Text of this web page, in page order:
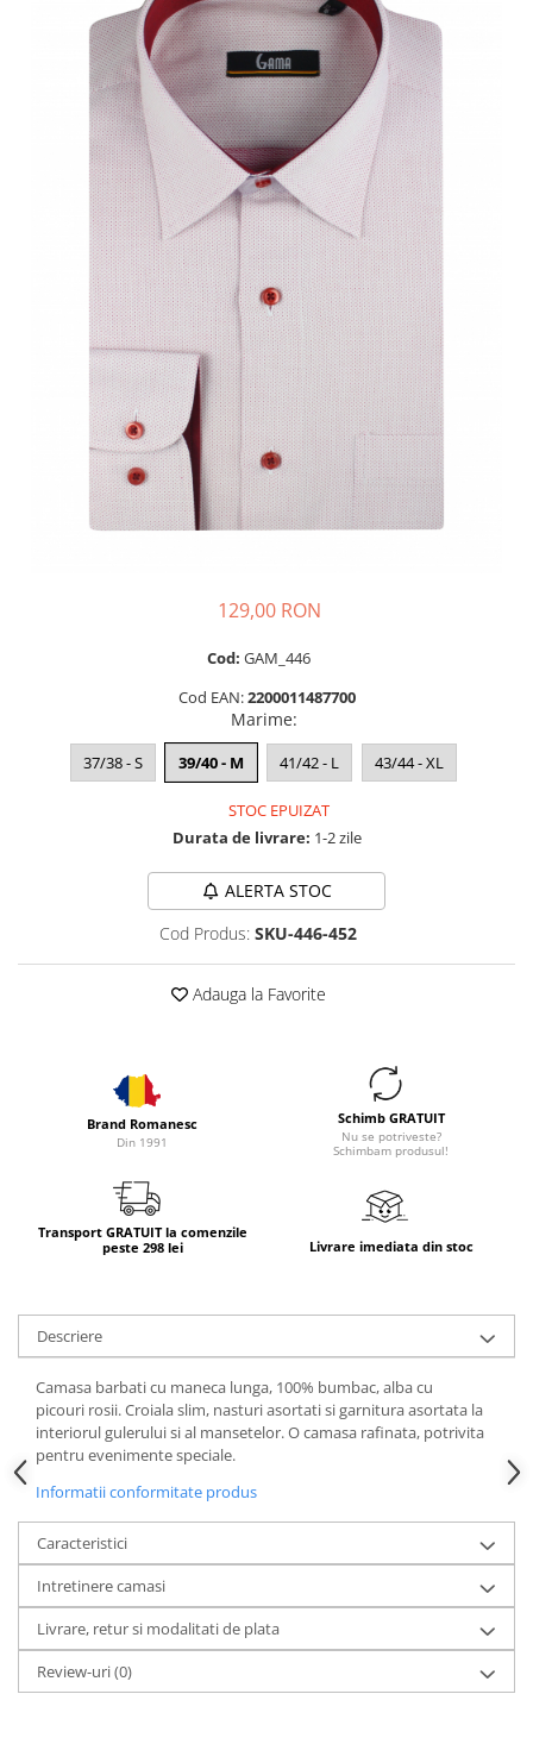
129,00 RON
Cod: GAM_446
Cod EAN:2200011487700
Marime:
37/38 - S 39/40 - M 41/42 - L 43/44 - XL
STOC EPUIZAT
Durata de livrare: 1-2 zile
ALERTA STOC
Cod Produs: SKU-446-452
Adauga la Favorite
Brand Romanesc
Din 1991
Schimb GRATUIT
Nu se potriveste?
Schimbam produsul!
Transport GRATUIT la comenzile
peste 298 lei
Livrare imediata din stoc
Descriere
Camasa barbati cu maneca lunga, 100% bumbac, alba cu
picouri rosii. Croiala slim, nasturi asortati si garnitura asortata la
interiorul gulerului si al mansetelor. O camasa rafinata, potrivita
pentru evenimente speciale.
Informatii conformitate produs
Caracteristici
Intretinere camasi
Livrare, retur si modalitati de plata
Review-uri(0)